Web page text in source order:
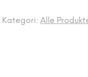
Kategori: Alle